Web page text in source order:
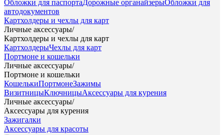
Обложки для паспортаДорожные органайзерыОбложки для
автодокументов
Картхолдеры и чехлы для карт
Личные аксессуары/
Картхолдеры и чехлы для карт
КартхолдерыЧехлы для карт
Портмоне и кошельки
Личные аксессуары/
Портмоне и кошельки
КошелькиПортмонеЗажимы
ВизитницыКлючницыАксессуары для курения
Личные аксессуары/
Аксессуары для курения
Зажигалки
Аксессуары для красоты